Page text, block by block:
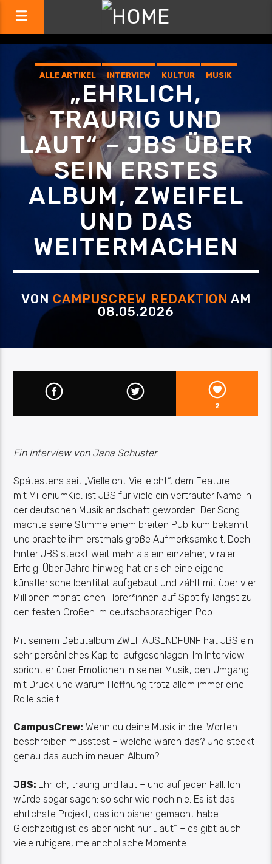
ALLE ARTIKEL INTERVIEW KULTUR MUSIK
„EHRLICH,
TRAURIG UND
LAUT“ – JBS ÜBER
SEIN ERSTES
ALBUM, ZWEIFEL
UND DAS
WEITERMACHEN
VON CAMPUSCREW REDAKTION AM
08.05.2026
2
Ein Interview von Jana Schuster
Spätestens seit „VielleichtVielleicht“, dem Feature
mit MilleniumKid, ist JBS für viele ein vertrauter Name in
der deutschen Musiklandschaft geworden. Der Song
machte seine Stimme einem breiten Publikum bekannt
und brachte ihm erstmals große Aufmerksamkeit. Doch
hinter JBS steckt weit mehr als ein einzelner, viraler
Erfolg. Über Jahre hinweg hat er sich eine eigene
künstlerische Identität aufgebaut und zählt mit über vier
Millionen monatlichen Hörer*innen auf Spotify längst zu
den festen Größen im deutschsprachigen Pop.
Mit seinem Debütalbum ZWEITAUSENDFÜNF hat JBS ein
sehr persönliches Kapitel aufgeschlagen. Im Interview
spricht er über Emotionen in seiner Musik, den Umgang
mit Druck und warum Hoffnung trotz allem immer eine
Rolle spielt.
CampusCrew: Wenn du deine Musik in drei Worten
beschreiben müsstest – welche wären das? Und steckt
genau das auch im neuen Album?
JBS: Ehrlich, traurig und laut – und auf jeden Fall. Ich
würde sogar sagen: so sehr wie noch nie. Es ist das
ehrlichste Projekt, das ich bisher gemacht habe.
Gleichzeitig ist es aber nicht nur „laut“ – es gibt auch
viele ruhigere, melancholische Momente.